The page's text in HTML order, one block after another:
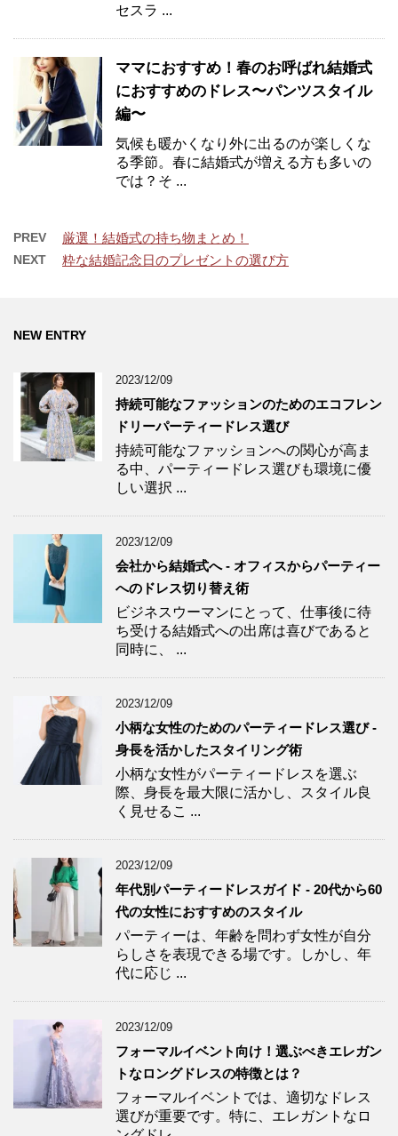
セスラ ...
ママにおすすめ！春のお呼ばれ結婚式
におすすめのドレス〜パンツスタイル
編〜
気候も暖かくなり外に出るのが楽しくな
る季節。春に結婚式が増える方も多いの
では？そ ...
PREV 厳選！結婚式の持ち物まとめ！
NEXT 粋な結婚記念日のプレゼントの選び方
NEW ENTRY
2023/12/09
持続可能なファッションのためのエコフレン
ドリーパーティードレス選び
持続可能なファッションへの関心が高ま
る中、パーティードレス選びも環境に優
しい選択 ...
2023/12/09
会社から結婚式へ - オフィスからパーティー
へのドレス切り替え術
ビジネスウーマンにとって、仕事後に待
ち受ける結婚式への出席は喜びであると
同時に、 ...
2023/12/09
小柄な女性のためのパーティードレス選び -
身長を活かしたスタイリング術
小柄な女性がパーティードレスを選ぶ
際、身長を最大限に活かし、スタイル良
く見せるこ ...
2023/12/09
年代別パーティードレスガイド - 20代から60
代の女性におすすめのスタイル
パーティーは、年齢を問わず女性が自分
らしさを表現できる場です。しかし、年
代に応じ ...
2023/12/09
フォーマルイベント向け！選ぶべきエレガン
トなロングドレスの特徴とは？
フォーマルイベントでは、適切なドレス
選びが重要です。特に、エレガントなロ